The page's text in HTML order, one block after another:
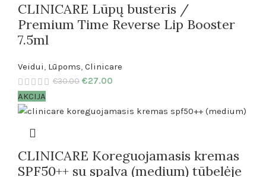
CLINICARE Lūpų busteris /
Premium Time Reverse Lip Booster
7.5ml
Veidui, Lūpoms, Clinicare
€30.00 €27.00
AKCIJA
CLINICARE Koreguojamasis kremas
SPF50++ su spalva (medium) tūbelėje